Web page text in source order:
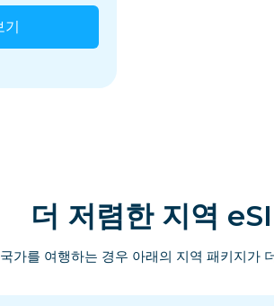
기
더 저렴한 지역
가를 여행하는 경우 아래의 지역 패키지가